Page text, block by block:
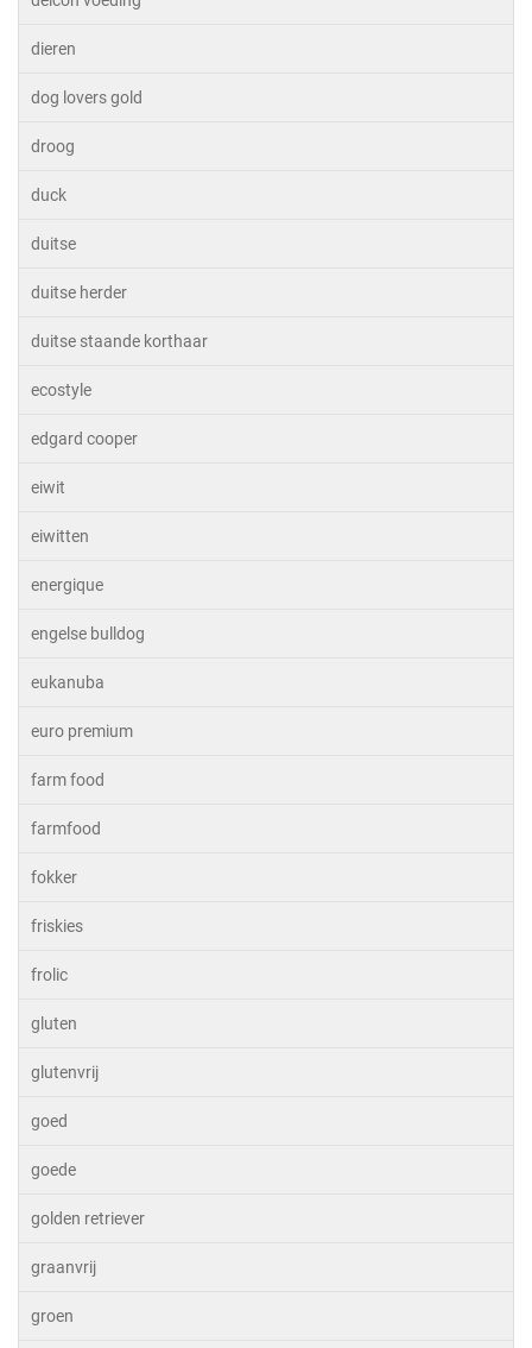
dieren
dog lovers gold
droog
duck
duitse
duitse herder
duitse staande korthaar
ecostyle
edgard cooper
eiwit
eiwitten
energique
engelse bulldog
eukanuba
euro premium
farm food
farmfood
fokker
friskies
frolic
gluten
glutenvrij
goed
goede
golden retriever
graanvrij
groen